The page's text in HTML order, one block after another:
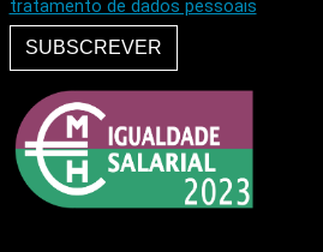
tratamento de dados pessoais
SUBSCREVER